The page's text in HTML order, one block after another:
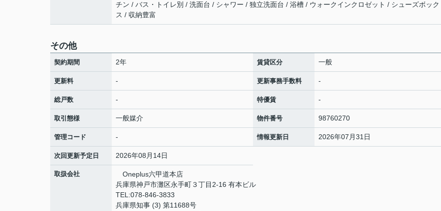
チン / バス・トイレ別 / 洗面台 / シャワー / 独立洗面台 / 浴槽 / ウォークインクロゼット / シューズボック
ス / 収納豊富
その他
契約期間 2年 賃貸区分 一般
更新料 - 更新事務手数料 -
総戸数 - 特優賃 -
取引態様 一般媒介 物件番号 98760270
管理コード - 情報更新日 2026年07月31日
次回更新予定日 2026年08月14日
取扱会社
Oneplus六甲道本店
兵庫県神戸市灘区永手町３丁目2-16 有本ビル
TEL:078-846-3833
兵庫県知事 (3) 第11688号